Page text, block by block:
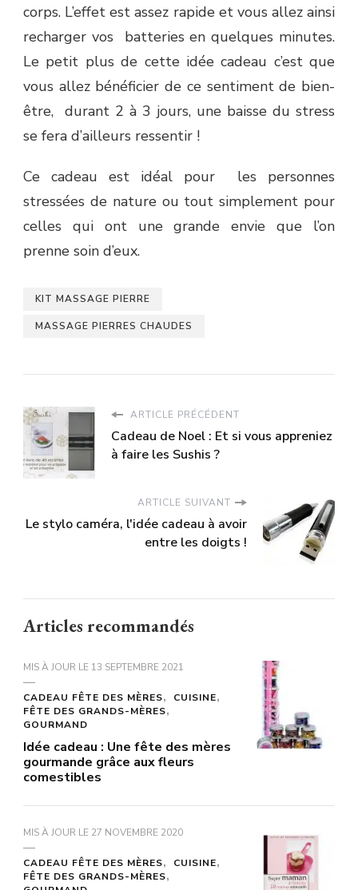
corps. L’effet est assez rapide et vous allez ainsi
recharger vos batteries en quelques minutes.
Le petit plus de cette idée cadeau c’est que
vous allez bénéficier de ce sentiment de bien-
être, durant 2 à 3 jours, une baisse du stress
se fera d’ailleurs ressentir !
Ce cadeau est idéal pour les personnes
stressées de nature ou tout simplement pour
celles qui ont une grande envie que l’on
prenne soin d’eux.
KIT MASSAGE PIERRE
MASSAGE PIERRES CHAUDES
ARTICLE PRÉCÉDENT
Cadeau de Noel : Et si vous appreniez
à faire les Sushis ?
ARTICLE SUIVANT
Le stylo caméra, l'idée cadeau à avoir
entre les doigts !
Articles recommandés
MIS À JOUR LE 13 SEPTEMBRE 2021
CADEAU FÊTE DES MÈRES
CUISINE
FÊTE DES GRANDS-MÈRES
GOURMAND
Idée cadeau : Une fête des mères
gourmande grâce aux fleurs
comestibles
MIS À JOUR LE 27 NOVEMBRE 2020
CADEAU FÊTE DES MÈRES
CUISINE
FÊTE DES GRANDS-MÈRES